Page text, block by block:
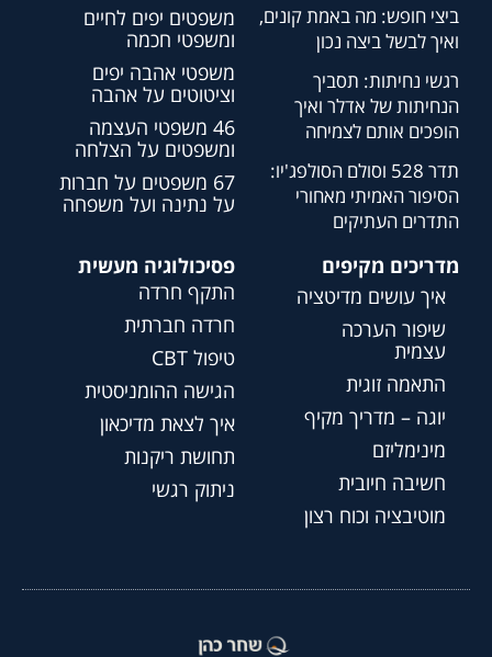
ביצי חופש: מה באמת קונים,
ואיך לבשל ביצה נכון
רגשי נחיתות: תסביך
הנחיתות של אדלר ואיך
הופכים אותם לצמיחה
תדר 528 וסולם הסולפג'יו:
הסיפור האמיתי מאחורי
התדרים העתיקים
משפטים יפים לחיים
ומשפטי חכמה
משפטי אהבה יפים
וציטוטים על אהבה
46 משפטי העצמה
ומשפטים על הצלחה
67 משפטים על חברות
על נתינה ועל משפחה
מדריכים מקיפים
איך עושים מדיטציה
שיפור הערכה
עצמית
התאמה זוגית
יוגה – מדריך מקיף
מינימליזם
חשיבה חיובית
מוטיבציה וכוח רצון
פסיכולוגיה מעשית
התקף חרדה
חרדה חברתית
טיפול CBT
הגישה ההומניסטית
איך לצאת מדיכאון
תחושת ריקנות
ניתוק רגשי